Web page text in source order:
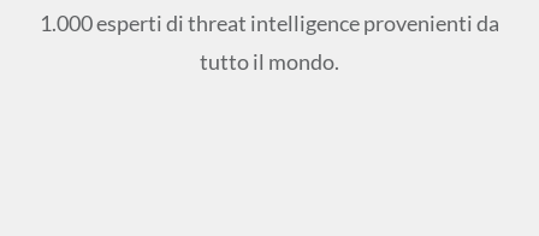
1.000 esperti di threat intelligence provenienti da
tutto il mondo.